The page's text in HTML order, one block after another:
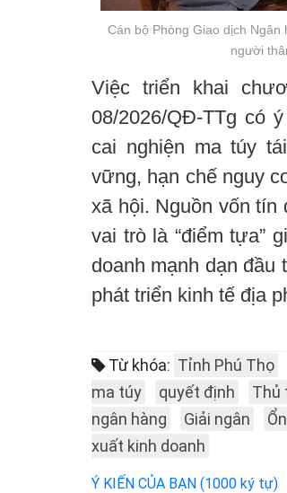
Cán bộ Phòng Giao dịch
người
Việc triển khai
08/2026/QĐ-TTg có
cai nghiện ma túy
vững, hạn chế nguy
xã hội. Nguồn vốn tín
vai trò là “điểm tựa”
doanh mạnh dạn đầu
phát triển kinh tế địa
Từ khóa: Tỉnh Phú Thọ
ma túy
quyết định Thủ
ngân hàng
Giải ngân
xuất kinh doanh
Ý KIẾN CỦA BẠN (1000 ký tự)